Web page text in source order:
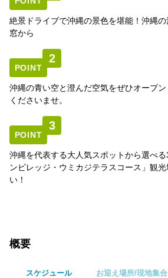
絶景ドライブで沖縄の景色を堪能！沖縄
窓から
POINT
2
沖縄の青い空と澄んだ空気をぜひオープ
くださいませ。
POINT
3
沖縄を代表する大人気スポットから選べ
ンビレッジ・ウミカジテラスコース」観
い！
概要
スケジュール お迎え場所/現地集合